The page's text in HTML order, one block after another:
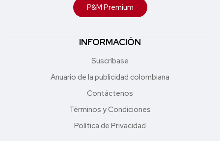
P&M Premium
INFORMACIÓN
Suscríbase
Anuario de la publicidad colombiana
Contáctenos
Términos y Condiciones
Política de Privacidad